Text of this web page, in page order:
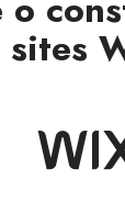
sites